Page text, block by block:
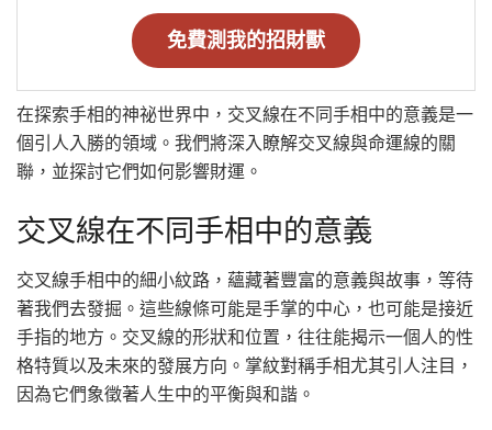
免費測我的招財獸
在探索手相的神祕世界中，交叉線在不同手相中的意義是一
個引人入勝的領域。我們將深入瞭解交叉線與命運線的關
聯，並探討它們如何影響財運。
交叉線在不同手相中的意義
交叉線手相中的細小紋路，蘊藏著豐富的意義與故事，等待
著我們去發掘。這些線條可能是手掌的中心，也可能是接近
手指的地方。交叉線的形狀和位置，往往能揭示一個人的性
格特質以及未來的發展方向。掌紋對稱手相尤其引人注目，
因為它們象徵著人生中的平衡與和諧。